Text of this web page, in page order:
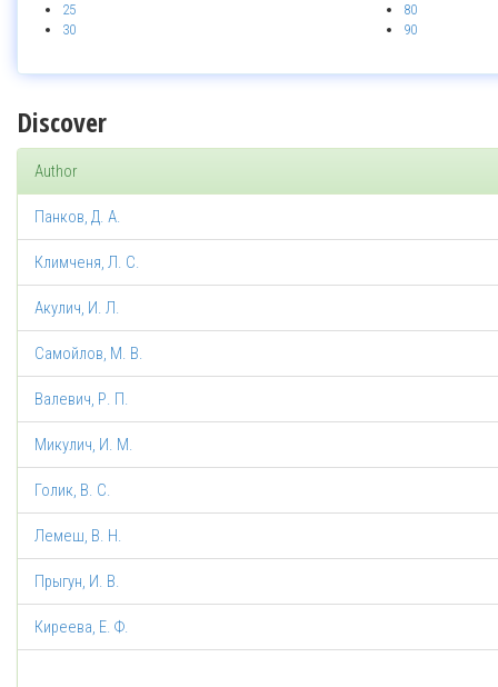
25
30
80
90
Discover
Author
Панков, Д. А.
Климченя, Л. С.
Акулич, И. Л.
Самойлов, М. В.
Валевич, Р. П.
Микулич, И. М.
Голик, В. С.
Лемеш, В. Н.
Прыгун, И. В.
Киреева, Е. Ф.